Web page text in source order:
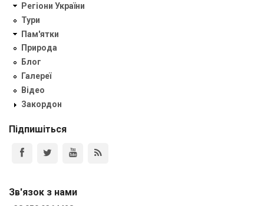
Регіони України
Тури
Пам'ятки
Природа
Блог
Галереї
Відео
Закордон
Підпишіться
Зв'язок з нами